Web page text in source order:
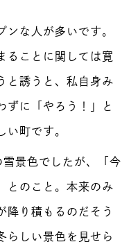
ンな人が多いです。
ることに関しては寛
と誘うと、私自身み
ずに「やろう！」と
い町です。
景色でしたが、「今
とのこと。本来のみ
降り積もるのだそう
らしい景色を見せら